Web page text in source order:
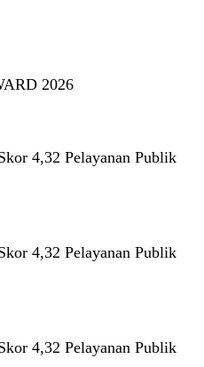
2026
4,32 Pelayanan Publik
4,32 Pelayanan Publik
4,32 Pelayanan Publik